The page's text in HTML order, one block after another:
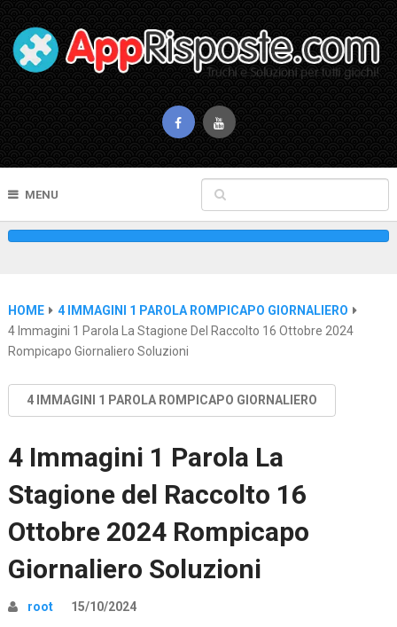
MENU
HOME
4 IMMAGINI 1 PAROLA ROMPICAPO GIORNALIERO
4 Immagini 1 Parola La Stagione Del Raccolto 16 Ottobre 2024
Rompicapo Giornaliero Soluzioni
4 IMMAGINI 1 PAROLA ROMPICAPO GIORNALIERO
4 Immagini 1 Parola La
Stagione del Raccolto 16
Ottobre 2024 Rompicapo
Giornaliero Soluzioni
root 15/10/2024